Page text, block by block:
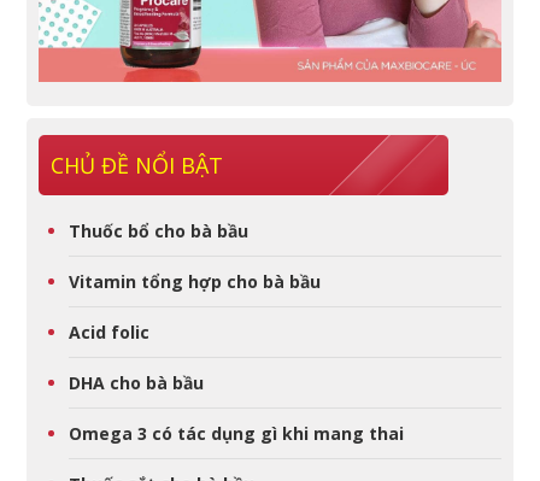
CHỦ ĐỀ NỔI BẬT
Thuốc bổ cho bà bầu
Vitamin tổng hợp cho bà bầu
Acid folic
DHA cho bà bầu
Omega 3 có tác dụng gì khi mang thai